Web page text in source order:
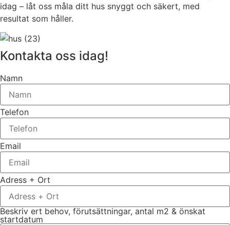
idag – låt oss måla ditt hus snyggt och säkert, med
resultat som håller.
Kontakta oss idag!
Namn
Telefon
Email
Adress + Ort
Beskriv ert behov, förutsättningar, antal m2 & önskat
startdatum